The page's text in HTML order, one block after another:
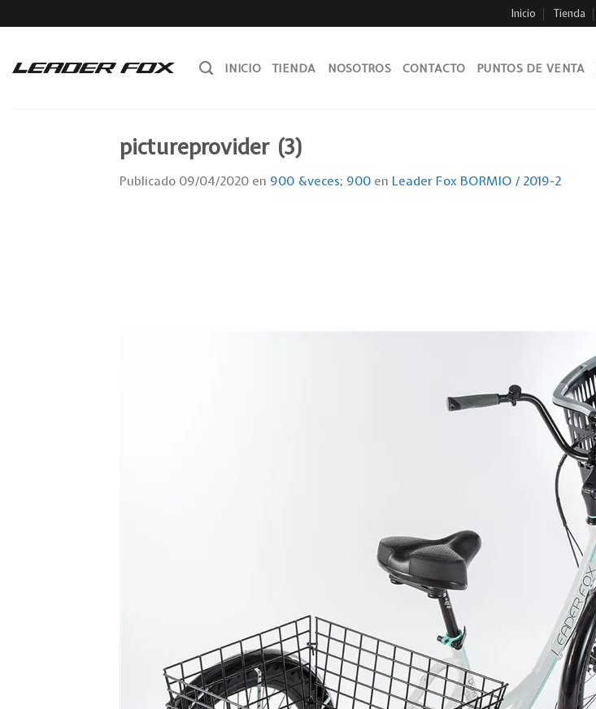
to
Inicio Tienda
INICIO TIENDA NOSOTROS CONTACTO PUNTOS DE VENTA
pictureprovider (3)
Publicado 09/04/2020 en 900 &veces; 900 en Leader Fox BORMIO / 2019-2